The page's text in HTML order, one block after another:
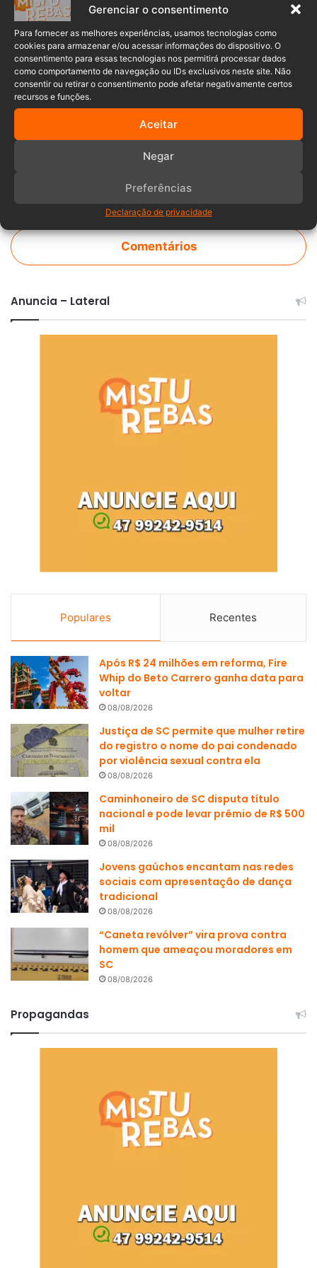
Gerenciar o consentimento
Para fornecer as melhores experiências, usamos tecnologias como
cookies para armazenar e/ou acessar informações do dispositivo. O
consentimento para essas tecnologias nos permitirá processar dados
como comportamento de navegação ou IDs exclusivos neste site. Não
consentir ou retirar o consentimento pode afetar negativamente certos
recursos e funções.
Aceitar
Negar
Preferências
Declaração de privacidade
Bovino Corpo de Bombeiros indaial
preso resgate Santa Catarina
Comentários
Anuncia – Lateral
Populares Recentes
Após R$ 24 milhões em reforma, Fire
Whip do Beto Carrero ganha data para
voltar
08/08/2026
Justiça de SC permite que mulher retire
do registro o nome do pai condenado
por violência sexual contra ela
08/08/2026
Caminhoneiro de SC disputa título
nacional e pode levar prêmio de R$ 500
mil
08/08/2026
Jovens gaúchos encantam nas redes
sociais com apresentação de dança
tradicional
08/08/2026
“Caneta revólver” vira prova contra
homem que ameaçou moradores em
SC
08/08/2026
Propagandas